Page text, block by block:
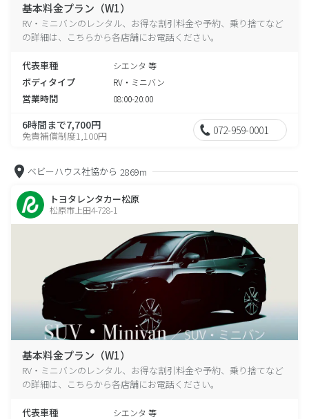
基本料金プラン（W1）
RV・ミニバンのレンタル、お得な割引料金や予約、乗り捨てなど
の詳細は、こちらから各店舗にお電話ください。
代表車種 シエンタ 等
ボディタイプ RV・ミニバン
営業時間 08:00-20:00
6時間まで7,700円
免責補償制度1,100円 072-959-0001
ベビーハウス社協から 2869m
トヨタレンタカー松原
松原市上田4-728-1
基本料金プラン（W1）
RV・ミニバンのレンタル、お得な割引料金や予約、乗り捨てなど
の詳細は、こちらから各店舗にお電話ください。
代表車種 シエンタ 等